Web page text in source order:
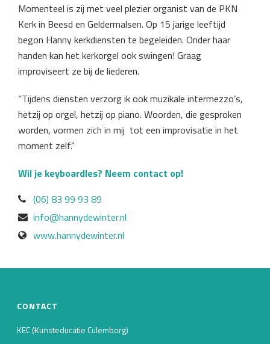
Momenteel is zij met veel plezier organist van de PKN
Kerk in Beesd en Geldermalsen. Op 15 jarige leeftijd
begon Hanny kerkdiensten te begeleiden. Onder haar
handen kan het kerkorgel ook swingen! Graag
improviseert ze bij de liederen.
“Tijdens diensten verzorg ik ook muzikale intermezzo’s,
hetzij op orgel, hetzij op piano. Woorden, die gesproken
worden, vormen zich in mij tot een improvisatie in het
moment zelf.”
Wil je keyboardles? Neem contact op!
(06) 83 99 93 89‬
info@hannydewinter.nl
www.hannydewinter.nl
CONTACT
KEC (Kunsteducatie Culemborg)